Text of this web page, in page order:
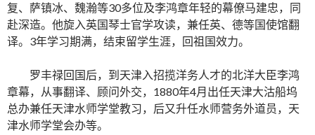
复、萨镇冰、魏瀚等30多位及李鸿章年轻的幕僚马建忠，同
赴深造。他旋入英国琴士官学攻读，兼任英、德等国使馆翻
译。3年学习期满，结束留学生涯，回祖国效力。
罗丰禄回国后，到天津入招揽洋务人才的北洋大臣李鸿
章幕，从事翻译、顾问外交，1880年4月出任天津大沽船坞
总办兼任天津水师学堂教习，后又升任水师营务外道员，天
津水师学堂会办等。